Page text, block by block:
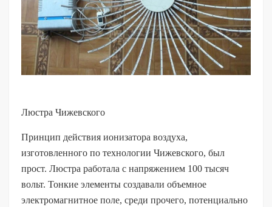
Люстра Чижевского
Принцип действия ионизатора воздуха,
изготовленного по технологии Чижевского, был
прост. Люстра работала с напряжением 100 тысяч
вольт. Тонкие элементы создавали объемное
электромагнитное поле, среди прочего, потенциально